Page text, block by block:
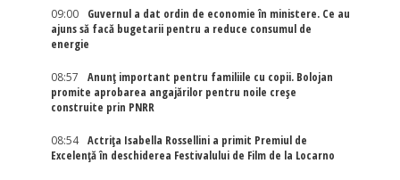
09:00
Guvernul a dat ordin de economie în ministere. Ce au
ajuns să facă bugetarii pentru a reduce consumul de
energie
08:57
Anunț important pentru familiile cu copii. Bolojan
promite aprobarea angajărilor pentru noile creșe
construite prin PNRR
08:54
Actriţa Isabella Rossellini a primit Premiul de
Excelenţă în deschiderea Festivalului de Film de la Locarno